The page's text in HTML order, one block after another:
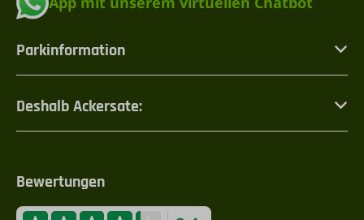
Parkinformation
Deshalb Ackersate:
Bewertungen